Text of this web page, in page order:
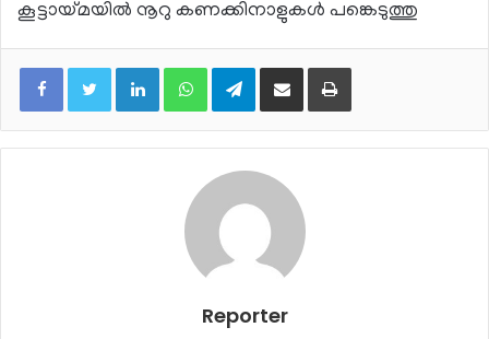
കൂട്ടായ്മയിൽ നൂറു കണക്കിനാളുകൾ പങ്കെടുത്തു
LinkedInWhatsAppTelegramShare via Email Print
Reporter